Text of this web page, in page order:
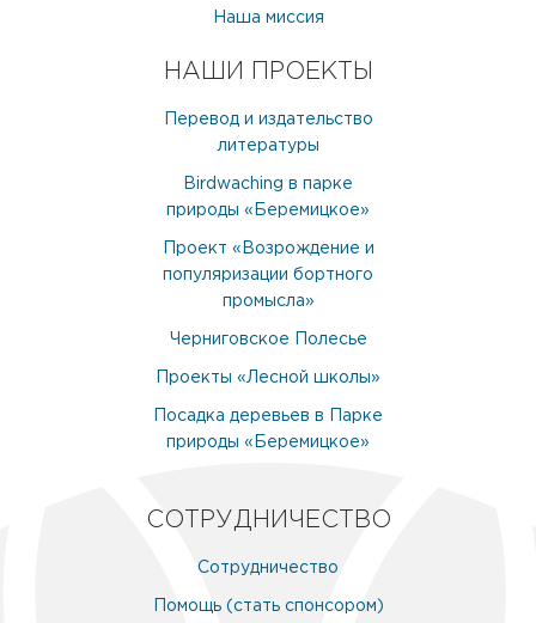
Наша миссия
НАШИ ПРОЕКТЫ
Перевод и издательство
литературы
Birdwaching в парке
природы «Беремицкое»
Проект «Возрождение и
популяризации бортного
промысла»
Черниговское Полесье
Проекты «Лесной школы»
Посадка деревьев в Парке
природы «Беремицкое»
СОТРУДНИЧЕСТВО
Сотрудничество
Помощь (стать спонсором)